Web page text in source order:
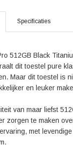
Specificaties
512GB Black
dit toestel pure
Maar dit toestel is
en leuker
van maar liefst
zorgen te maken
met